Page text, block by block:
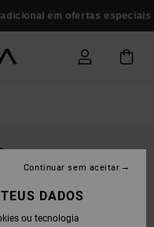
em ofertas especiais
DADOS
ou tecnologia
Continuar sem aceitar